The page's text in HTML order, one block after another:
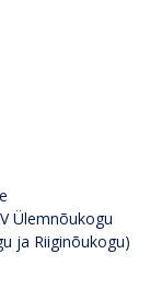
Ülemnõukogu
ja Riiginõukogu)